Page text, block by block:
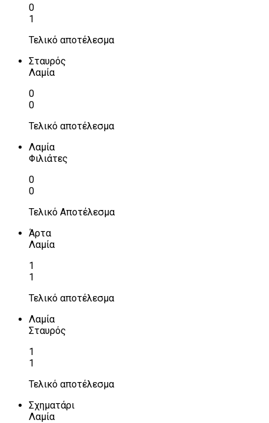
0
1
Τελικό αποτέλεσμα
Σταυρός
Λαμία
0
0
Τελικό αποτέλεσμα
Λαμία
Φιλιάτες
0
0
Τελικό Αποτέλεσμα
Άρτα
Λαμία
1
1
Τελικό αποτέλεσμα
Λαμία
Σταυρός
1
1
Τελικό αποτέλεσμα
Σχηματάρι
Λαμία